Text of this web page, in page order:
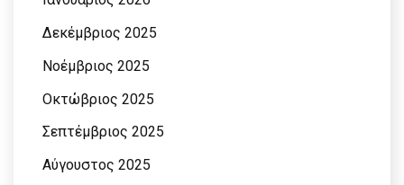
Δεκέμβριος 2025
Νοέμβριος 2025
Οκτώβριος 2025
Σεπτέμβριος 2025
Αύγουστος 2025